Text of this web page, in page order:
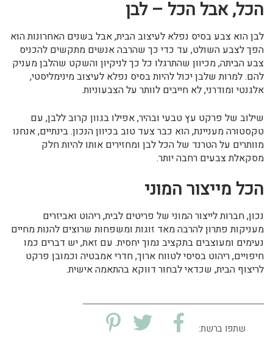
הכל, אבל הכל – לבן
לבן הוא צבע בסיס נפלא לעיצוב הבית, אבל בשנים האחרונות הוא
הפך לצבע השולט, עד כדי כך שהרבה אנשים מתקשים להכניס
צבע הביתה, מכיוון שהתרגלו כל כך לניקיון והשקט שהלבן מעניק
להם. למרות שלבן יכול להיות בסיס נפלא לעיצוב מינימליסטי,
אלגנטי ומודרני, לא חייבים לוותר על הצבעוניות.
שילוב של פרקט עץ טבעי ובהיר, אפילו בגוון קרוב ללבן, עם
טקסטורה מעניינת, הוא כבר צעד טוב בכיוון הנכון. בינתיים, אנחנו
מוותרים על הטרנד של הכל לבן ומחזירים אותו להיות חלק
מסקאלת צבעים רחבה יותר.
הכל מייצור המוני
נכון, חברות לייצור המוני של פריטים לבית, ריהוט ואביזרים
מעניקות פתרון להרבה מאד זוגות ומשפחות שרוצים להנות מחיים
נעימים ומעוצבים בתקציב נמוך יחסית. עם זאת, יש דברים כמו
חיפויים, ריהוט בסיסי לטווח ארוך, חדרי אמבטיה וכמובן פרקט
לריצוף הבית, שכדאי לבחור דווקא בהתאמה אישית.
שתפו ברשת: